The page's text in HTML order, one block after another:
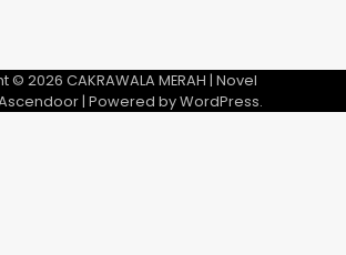
© 2026 CAKRAWALA MERAH | Novel
| Powered byWordPress.